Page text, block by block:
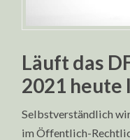
Läuft das
2021 heute
Selbstverständlich
im Öffentlich-